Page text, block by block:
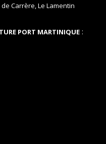
Carrère, Le Lamentin
PORT MARTINIQUE: